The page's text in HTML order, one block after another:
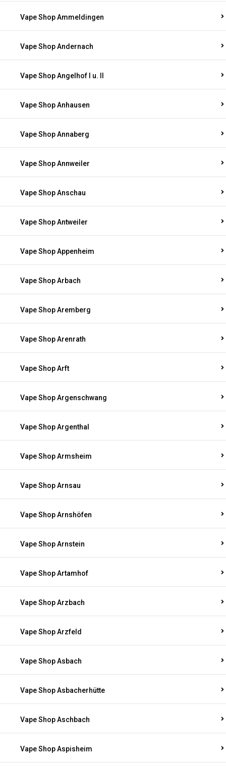
Vape Shop Ammeldingen
Vape Shop Andernach
Vape Shop Angelhof I u. II
Vape Shop Anhausen
Vape Shop Annaberg
Vape Shop Annweiler
Vape Shop Anschau
Vape Shop Antweiler
Vape Shop Appenheim
Vape Shop Arbach
Vape Shop Aremberg
Vape Shop Arenrath
Vape Shop Arft
Vape Shop Argenschwang
Vape Shop Argenthal
Vape Shop Armsheim
Vape Shop Arnsau
Vape Shop Arnshöfen
Vape Shop Arnstein
Vape Shop Artamhof
Vape Shop Arzbach
Vape Shop Arzfeld
Vape Shop Asbach
Vape Shop Asbacherhütte
Vape Shop Aschbach
Vape Shop Aspisheim